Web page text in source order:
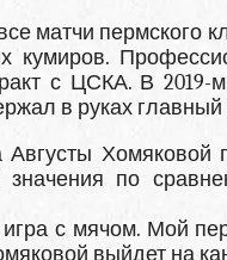
матчи пермского
кумиров.
с ЦСКА. В
в руках
Хомяковой
по
с мячом. Мой
выйдет на